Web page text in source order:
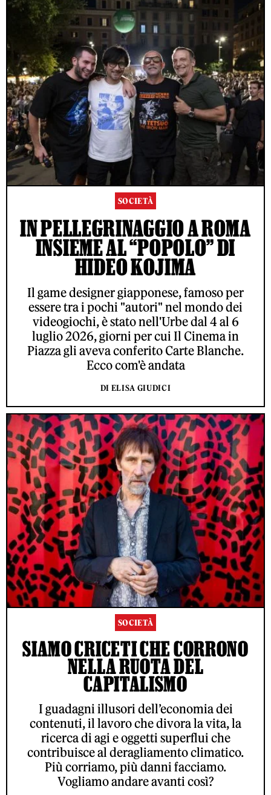
SOCIETÀ
IN PELLEGRINAGGIO A ROMA
INSIEME AL “POPOLO” DI
HIDEO KOJIMA
Il game designer giapponese, famoso per
essere tra i pochi "autori" nel mondo dei
videogiochi, è stato nell'Urbe dal 4 al 6
luglio 2026, giorni per cui Il Cinema in
Piazza gli aveva conferito Carte Blanche.
Ecco com'è andata
DI ELISA GIUDICI
SOCIETÀ
SIAMO CRICETI CHE CORRONO
NELLA RUOTA DEL
CAPITALISMO
I guadagni illusori dell’economia dei
contenuti, il lavoro che divora la vita, la
ricerca di agi e oggetti superflui che
contribuisce al deragliamento climatico.
Più corriamo, più danni facciamo.
Vogliamo andare avanti così?